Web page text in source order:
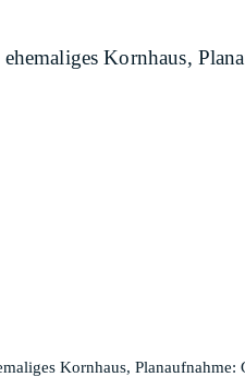
Kornhaus,
Kornhaus, Planaufnahme: